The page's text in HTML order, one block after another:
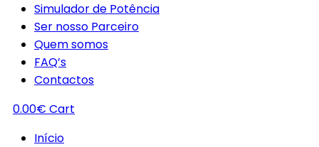
Simulador de Potência
Ser nosso Parceiro
Quem somos
FAQ’s
Contactos
0.00€ Cart
Início